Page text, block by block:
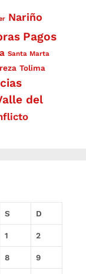
Nariño
Pagos
Santa Marta
Tolima
del
S D
1 2
8 9